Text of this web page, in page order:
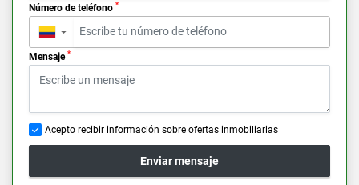
Número de teléfono *
▼
Mensaje *
Acepto recibir información sobre ofertas inmobiliarias
Enviar mensaje